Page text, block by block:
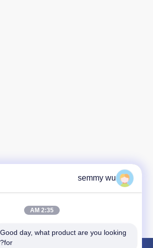
semmy wu
2:35 AM
Good day, what product are you looking
for?